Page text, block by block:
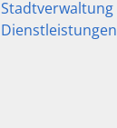
Stadtverwaltung
Dienstleistungen